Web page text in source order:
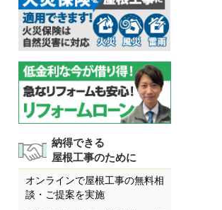
納得できる
屋根工事のために
オンラインで屋根工事の無料相
談・ご提案を実施